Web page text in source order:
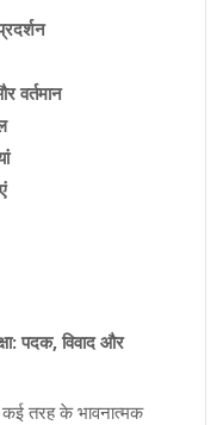
वर्तमान
पदक, विवाद और
तरह के भावनात्मक